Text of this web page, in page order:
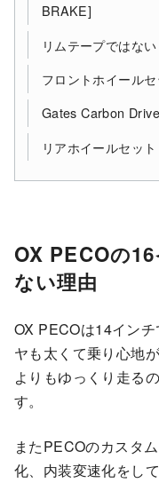
BRAKE]
リムテープではな
フロントホイールセ
Gates Carbon
リアホイールセット
OX PECOの
ない理由
OX PECOは14イン
ヤも太くて乗り心地
よりもゆっくり走る
す。
またPECOのカスタ
化、内装変速化をし